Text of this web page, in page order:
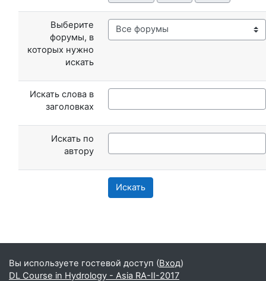
Выберите
форумы, в
которых нужно
искать
Искать слова в
заголовках
Искать по
автору
Искать
Дополнительные блоки
Вы используете гостевой доступ (Вход)
DL Course in Hydrology - Asia RA-II-2017